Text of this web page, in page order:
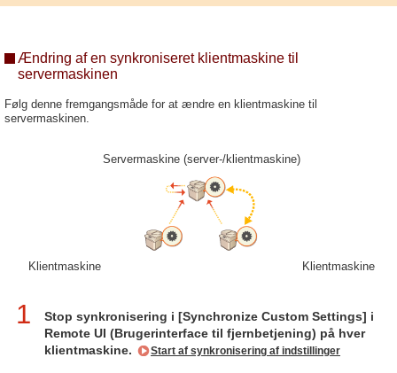
Ændring af en synkroniseret klientmaskine til
servermaskinen
Følg denne fremgangsmåde for at ændre en klientmaskine til
servermaskinen.
Servermaskine (server-/klientmaskine)
Klientmaskine Klientmaskine
1
Stop synkronisering i [Synchronize Custom Settings] i
Remote UI (Brugerinterface til fjernbetjening) på hver
klientmaskine.
Start af synkronisering af indstillinger